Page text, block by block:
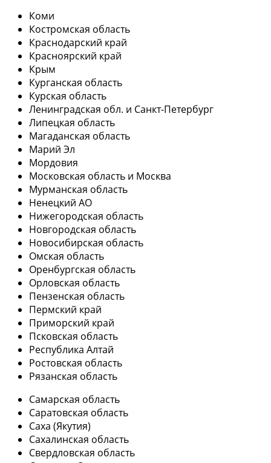
Коми
Костромская область
Краснодарский край
Красноярский край
Крым
Курганская область
Курская область
Ленинградская обл. и Санкт-Петербург
Липецкая область
Магаданская область
Марий Эл
Мордовия
Московская область и Москва
Мурманская область
Ненецкий АО
Нижегородская область
Новгородская область
Новосибирская область
Омская область
Оренбургская область
Орловская область
Пензенская область
Пермский край
Приморский край
Псковская область
Республика Алтай
Ростовская область
Рязанская область
Самарская область
Саратовская область
Саха (Якутия)
Сахалинская область
Свердловская область